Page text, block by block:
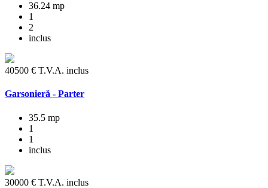
36.24 mp
1
2
inclus
40500 € T.V.A. inclus
Garsonieră - Parter
35.5 mp
1
1
inclus
30000 € T.V.A. inclus